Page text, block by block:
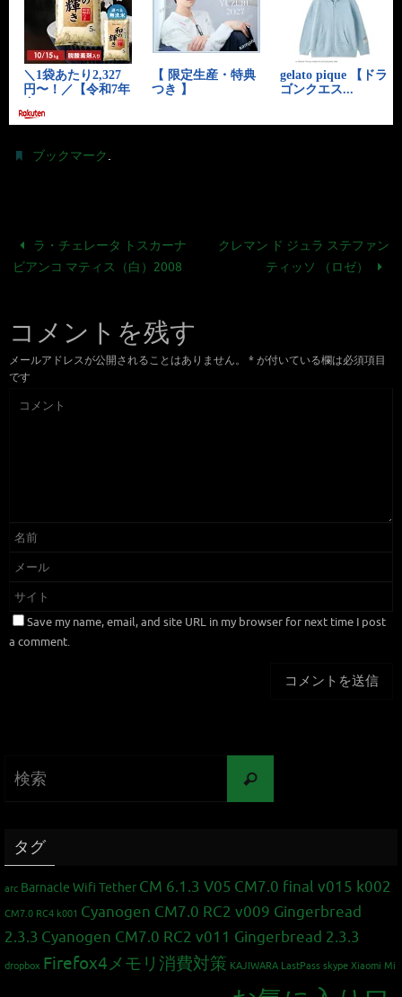
ブックマーク.
ラ・チェレータ トスカーナ
ビアンコ マティス（白）2008
クレマン ド ジュラ ステファン
ティッソ （ロゼ）
コメントを残す
メールアドレスが公開されることはありません。 * が付いている欄は必須項目
です
Save my name, email, and site URL in my browser for next time I post
a comment.
タグ
arc Barnacle Wifi Tether CM 6.1.3 V05 CM7.0 final v015 k002
CM7.0 RC4 k001 Cyanogen CM7.0 RC2 v009 Gingerbread
2.3.3 Cyanogen CM7.0 RC2 v011 Gingerbread 2.3.3
dropbox Firefox4メモリ消費対策 KAJIWARA LastPass skype Xiaomi Mi